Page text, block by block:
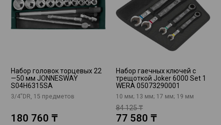
Набор головок торцевых 22
—50 мм JONNESWAY
S04H6315SA
3/4"DR, 15 предметов
180 760 ₸
Набор гаечных ключей с
трещоткой Joker 6000 Set 1
WERA 05073290001
10 мм; 13 мм; 17 мм; 19 мм
84 125 ₸
77 580 ₸